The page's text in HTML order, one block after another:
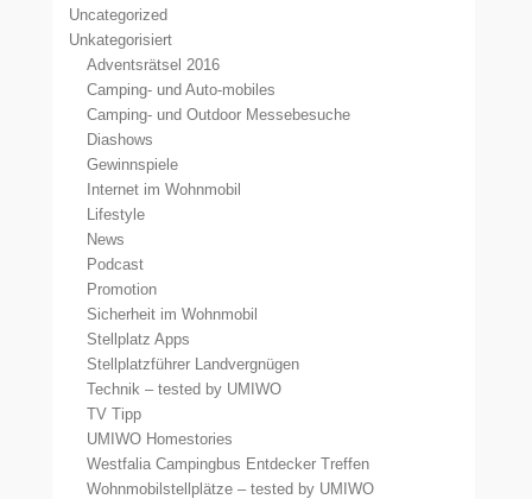
Uncategorized
Unkategorisiert
Adventsrätsel 2016
Camping- und Auto-mobiles
Camping- und Outdoor Messebesuche
Diashows
Gewinnspiele
Internet im Wohnmobil
Lifestyle
News
Podcast
Promotion
Sicherheit im Wohnmobil
Stellplatz Apps
Stellplatzführer Landvergnügen
Technik – tested by UMIWO
TV Tipp
UMIWO Homestories
Westfalia Campingbus Entdecker Treffen
Wohnmobilstellplätze – tested by UMIWO